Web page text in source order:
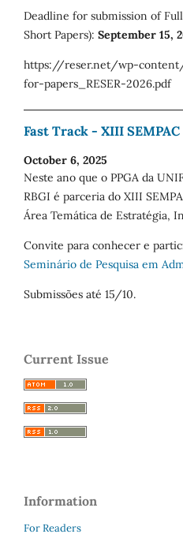
Deadline for submission of
Short Papers): September 15,
https://reser.net/wp-
for-papers_RESER-2026.pdf
Fast Track - XIII SEMPAC
October 6, 2025
Neste ano que o PPGA da
RBGI é parceria do XIII
Área Temática de Estratégia,
Convite para conhecer e
Seminário de Pesquisa em
Submissões até 15/10.
Current Issue
Information
For Readers